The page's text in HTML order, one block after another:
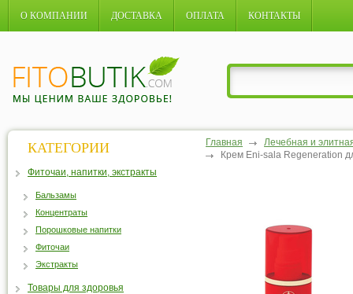
О КОМПАНИИ ДОСТАВКА ОПЛАТА КОНТАКТЫ
Главная
Лечебная и
Крем Eni-sala Regeneration
КАТЕГОРИИ
Фиточаи, напитки, экстракты
Бальзамы
Концентраты
Порошковые напитки
Фиточаи
Экстракты
Товары для здоровья